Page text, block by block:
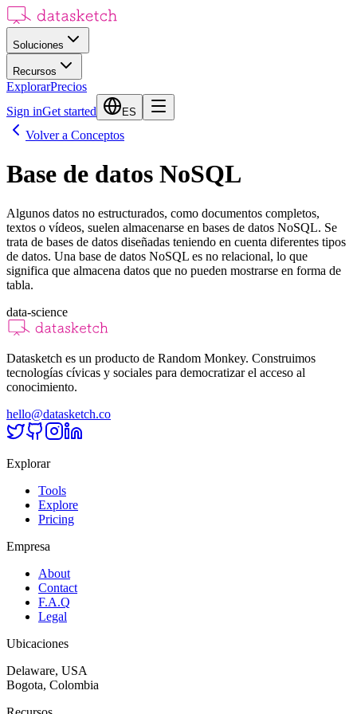
Soluciones
Recursos
ExplorarPrecios
Sign inGet started ES
Volver a Conceptos
Base de datos NoSQL
Algunos datos no estructurados, como documentos completos,
textos o vídeos, suelen almacenarse en bases de datos NoSQL. Se
trata de bases de datos diseñadas teniendo en cuenta diferentes tipos
de datos. Una base de datos NoSQL es no relacional, lo que
significa que almacena datos que no pueden mostrarse en forma de
tabla.
data-science
Datasketch es un producto de Random Monkey. Construimos
tecnologías cívicas y sociales para democratizar el acceso al
conocimiento.
hello@datasketch.co
Explorar
Tools
Explore
Pricing
Empresa
About
Contact
F.A.Q
Legal
Ubicaciones
Delaware, USA
Bogota, Colombia